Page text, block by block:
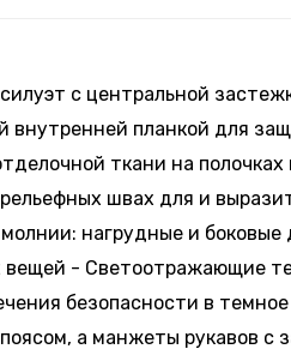
с центральной
планкой для
ткани на
швах для и
нагрудные и боковые
вещей - Светоотражающие
безопасности в
а манжеты рукавов с